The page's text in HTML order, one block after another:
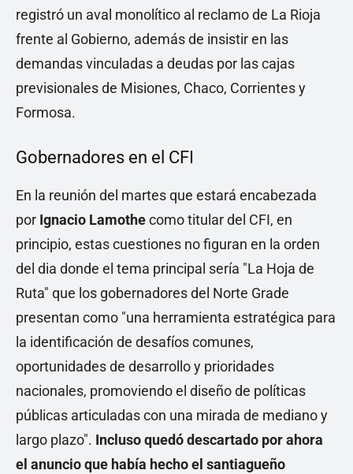
registró un aval monolítico al reclamo de La Rioja
frente al Gobierno, además de insistir en las
demandas vinculadas a deudas por las cajas
previsionales de Misiones, Chaco, Corrientes y
Formosa.
Gobernadores en el CFI
En la reunión del martes que estará encabezada
por Ignacio Lamothecomo titular del CFI, en
principio, estas cuestiones no figuran en la orden
del dia donde el tema principal sería "La Hoja de
Ruta" que los gobernadores del Norte Grade
presentan como "una herramienta estratégica para
la identificación de desafíos comunes,
oportunidades de desarrollo y prioridades
nacionales, promoviendo el diseño de políticas
públicas articuladas con una mirada de mediano y
largo plazo". Incluso quedó descartado por ahora
el anuncio que había hecho el santiagueño